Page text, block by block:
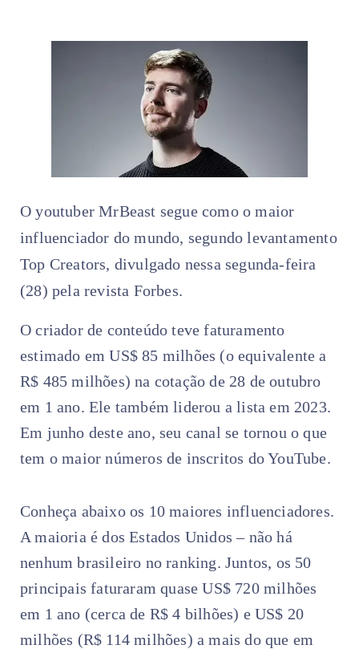
O youtuber MrBeast segue como o maior
influenciador do mundo, segundo levantamento
Top Creators, divulgado nessa segunda-feira
(28) pela revista Forbes.
O criador de conteúdo teve faturamento
estimado em US$ 85 milhões (o equivalente a
R$ 485 milhões) na cotação de 28 de outubro
em 1 ano. Ele também liderou a lista em 2023.
Em junho deste ano, seu canal se tornou o que
tem o maior números de inscritos do YouTube.
Conheça abaixo os 10 maiores influenciadores.
A maioria é dos Estados Unidos – não há
nenhum brasileiro no ranking. Juntos, os 50
principais faturaram quase US$ 720 milhões
em 1 ano (cerca de R$ 4 bilhões) e US$ 20
milhões (R$ 114 milhões) a mais do que em